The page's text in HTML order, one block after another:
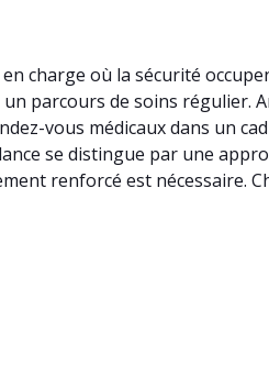
charge où la sécurité
parcours de soins régulier.
vous médicaux dans un
se distingue par une
renforcé est nécessaire.